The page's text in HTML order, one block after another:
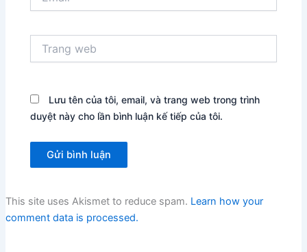
web
Lưu tên của tôi, email, và trang web trong trình
duyệt này cho lần bình luận kế tiếp của tôi.
This site uses Akismet to reduce spam. Learn how your
comment data is processed.